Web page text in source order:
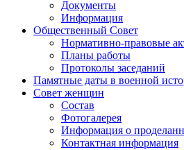
Документы
Информация
Общественный Совет
Нормативно-правовые
Планы работы
Протоколы заседаний
Памятные даты в военной
Совет женщин
Состав
Фотогалерея
Информация о
Контактная информация